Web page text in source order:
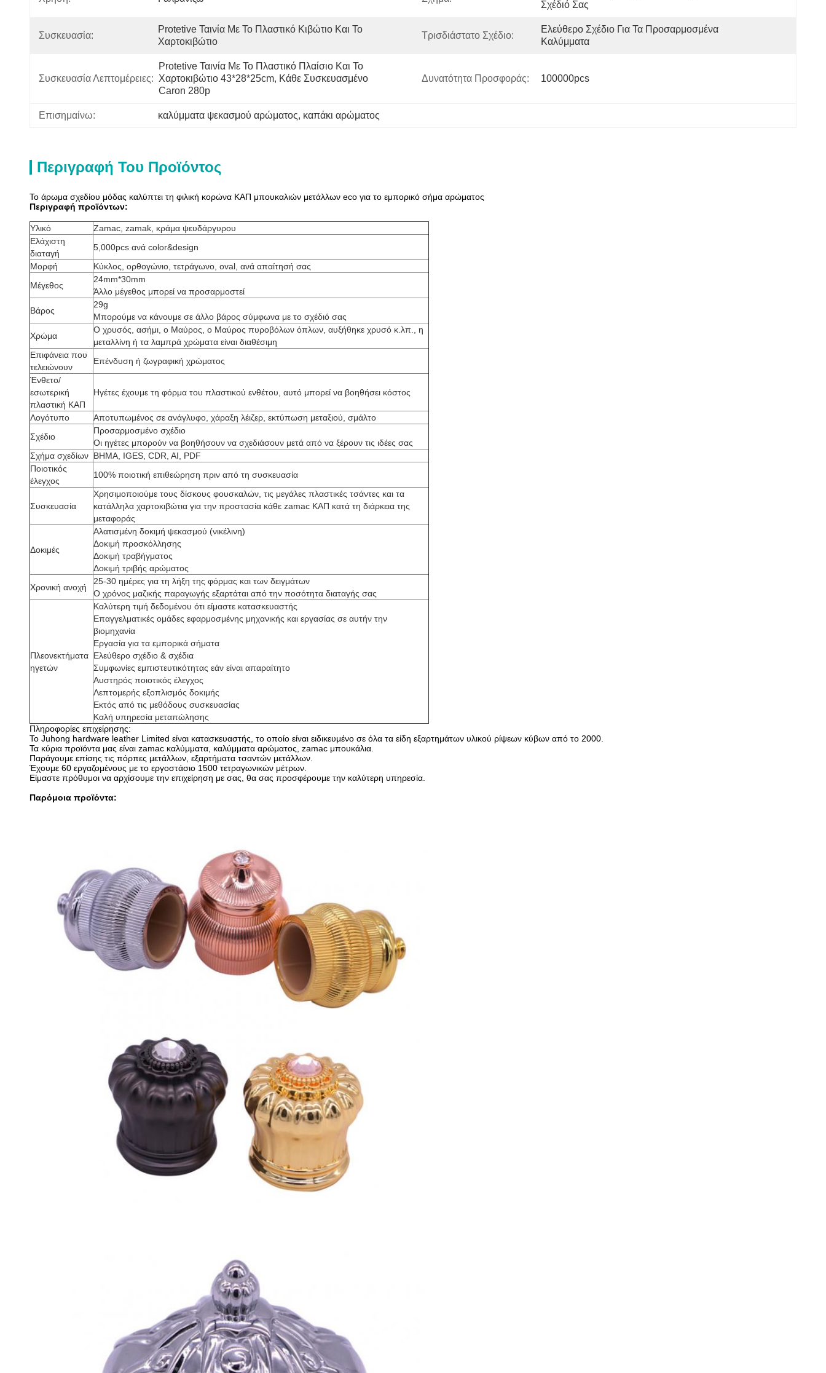
Σχέδιό Σας
Συσκευασία:
Protetive Ταινία Με Το Πλαστικό Κιβώτιο Και Το
Χαρτοκιβώτιο
Τρισδιάστατο Σχέδιο:
Ελεύθερο Σχέδιο Για Τα Προσαρμοσμένα
Καλύμματα
Συσκευασία Λεπτομέρειες:
Protetive Ταινία Με Το Πλαστικό Πλαίσιο Και Το
Χαρτοκιβώτιο 43*28*25cm, Κάθε Συσκευασμένο
Caron 280p
Δυνατότητα Προσφοράς: 100000pcs
Επισημαίνω: καλύμματα ψεκασμού αρώματος, καπάκι αρώματος
Περιγραφή Του Προϊόντος
Το άρωμα σχεδίου μόδας καλύπτει τη φιλική κορώνα ΚΑΠ μπουκαλιών μετάλλων eco για το εμπορικό σήμα αρώματος
Περιγραφή προϊόντων:
Υλικό
Zamac, zamak, κράμα ψευδάργυρου
Ελάχιστη
διαταγή
5,000pcs ανά color&design
Μορφή
Κύκλος, ορθογώνιο, τετράγωνο, oval, ανά απαίτησή σας
Μέγεθος
24mm*30mm
Άλλο μέγεθος μπορεί να προσαρμοστεί
Βάρος
29g
Μπορούμε να κάνουμε σε άλλο βάρος σύμφωνα με το σχέδιό σας
Χρώμα
Ο χρυσός, ασήμι, ο Μαύρος, ο Μαύρος πυροβόλων όπλων, αυξήθηκε χρυσό κ.λπ., η
μεταλλίνη ή τα λαμπρά χρώματα είναι διαθέσιμη
Επιφάνεια που
τελειώνουν
Επένδυση ή ζωγραφική χρώματος
Ένθετο/
εσωτερική
πλαστική ΚΑΠ
Ηγέτες έχουμε τη φόρμα του πλαστικού ενθέτου, αυτό μπορεί να βοηθήσει κόστος
Λογότυπο
Αποτυπωμένος σε ανάγλυφο, χάραξη λέιζερ, εκτύπωση μεταξιού, σμάλτο
Σχέδιο
Προσαρμοσμένο σχέδιο
Οι ηγέτες μπορούν να βοηθήσουν να σχεδιάσουν μετά από να ξέρουν τις ιδέες σας
Σχήμα σχεδίων ΒΗΜΑ, IGES, CDR, AI, PDF
Ποιοτικός
έλεγχος
100% ποιοτική επιθεώρηση πριν από τη συσκευασία
Συσκευασία
Χρησιμοποιούμε τους δίσκους φουσκαλών, τις μεγάλες πλαστικές τσάντες και τα
κατάλληλα χαρτοκιβώτια για την προστασία κάθε zamac ΚΑΠ κατά τη διάρκεια της
μεταφοράς
Δοκιμές
Αλατισμένη δοκιμή ψεκασμού (νικέλινη)
Δοκιμή προσκόλλησης
Δοκιμή τραβήγματος
Δοκιμή τριβής αρώματος
Χρονική ανοχή
25-30 ημέρες για τη λήξη της φόρμας και των δειγμάτων
Ο χρόνος μαζικής παραγωγής εξαρτάται από την ποσότητα διαταγής σας
Πλεονεκτήματα
ηγετών
Καλύτερη τιμή δεδομένου ότι είμαστε κατασκευαστής
Επαγγελματικές ομάδες εφαρμοσμένης μηχανικής και εργασίας σε αυτήν την
βιομηχανία
Εργασία για τα εμπορικά σήματα
Ελεύθερο σχέδιο & σχέδια
Συμφωνίες εμπιστευτικότητας εάν είναι απαραίτητο
Αυστηρός ποιοτικός έλεγχος
Λεπτομερής εξοπλισμός δοκιμής
Εκτός από τις μεθόδους συσκευασίας
Καλή υπηρεσία μεταπώλησης
Πληροφορίες επιχείρησης:
Το Juhong hardware leather Limited είναι κατασκευαστής, το οποίο είναι ειδικευμένο σε όλα τα είδη εξαρτημάτων υλικού ρίψεων κύβων από το 2000.
Τα κύρια προϊόντα μας είναι zamac καλύμματα, καλύμματα αρώματος, zamac μπουκάλια.
Παράγουμε επίσης τις πόρπες μετάλλων, εξαρτήματα τσαντών μετάλλων.
Έχουμε 60 εργαζομένους με το εργοστάσιο 1500 τετραγωνικών μέτρων.
Είμαστε πρόθυμοι να αρχίσουμε την επιχείρηση με σας, θα σας προσφέρουμε την καλύτερη υπηρεσία.
Παρόμοια προϊόντα: